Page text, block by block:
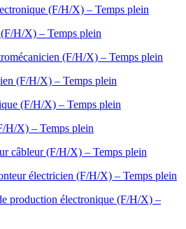
(F/H/X) – Temps plein
H/X) – Temps plein
(F/H/X) – Temps plein
(F/H/X) – Temps plein
(F/H/X) – Temps plein
H/X) – Temps plein
câbleur (F/H/X) – Temps plein
électricien (F/H/X) – Temps plein
production électronique (F/H/X) –